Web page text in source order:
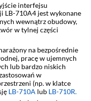
interfejsu
LB-710A4 jest wykonane
wewnątrz obudowy,
w tylnej części
na bezpośrednie
pracę w ujemnych
lub bardzo niskich
w
(np. w klatce
LB-710A lub LB-710R.